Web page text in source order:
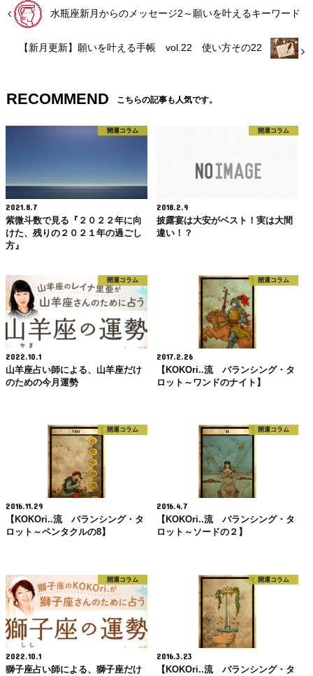
水瓶座新月からのメッセージ2～願いを叶えるキーワード
【新月更新】願いを叶える手帳 vol.22 使い方その22
RECOMMEND こちらの記事も人気です。
開運コラム
2021.8.7
紫微斗数で見る『２０２２年に向
けた、残りの２０２１年の過ごし
方』
開運コラム
2018.2.9
披露宴は大安がベスト！実は大間
違い！？
開運コラム
2022.10.1
山羊座占い師による、山羊座だけ
のための今月運勢
開運コラム
2017.2.26
【KOKOri..流 バランシング・タ
ロット～ワンドのナイト】
開運コラム
2016.11.29
【KOKOri..流 バランシング・タ
ロット～ペンタクルの8】
開運コラム
2016.4.7
【KOKOri..流 バランシング・タ
ロット～ソードの２】
開運コラム
2022.10.1
獅子座占い師による、獅子座だけ
開運コラム
2016.3.23
【KOKOri..流 バランシング・タ